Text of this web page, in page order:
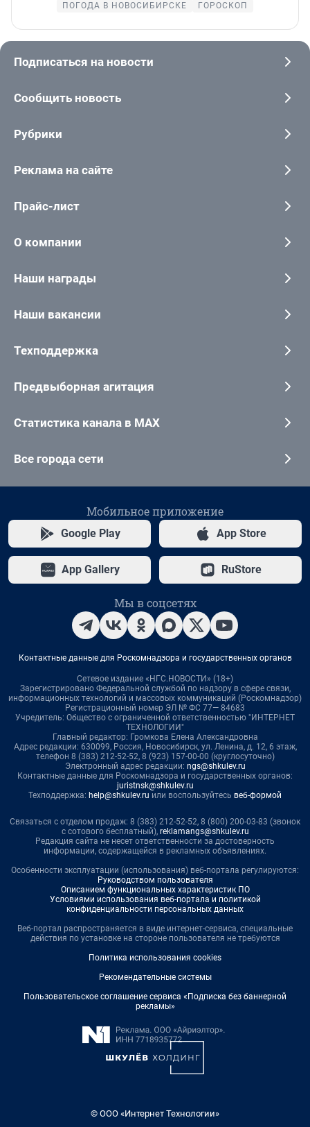
ПОГОДА В НОВОСИБИРСКЕ
ГОРОСКОП
Подписаться на новости
Сообщить новость
Рубрики
Реклама на сайте
Прайс-лист
О компании
Наши награды
Наши вакансии
Техподдержка
Предвыборная агитация
Статистика канала в MAX
Все города сети
Мобильное приложение
Google Play App Store
App Gallery RuStore
Мы в соцсетях
Контактные данные для Роскомнадзора и государственных органов
Сетевое издание «НГС.НОВОСТИ» (18+)
Зарегистрировано Федеральной службой по надзору в сфере связи,
информационных технологий и массовых коммуникаций (Роскомнадзор)
Регистрационный номер ЭЛ № ФС 77— 84683
Учредитель: Общество с ограниченной ответственностью "ИНТЕРНЕТ
ТЕХНОЛОГИИ"
Главный редактор: Громкова Елена Александровна
Адрес редакции: 630099, Россия, Новосибирск, ул. Ленина, д. 12, 6 этаж,
телефон 8 (383) 212-52-52, 8 (923) 157-00-00 (круглосуточно)
Электронный адрес редакции: ngs@shkulev.ru
Контактные данные для Роскомнадзора и государственных органов:
juristnsk@shkulev.ru
Техподдержка: help@shkulev.ru или воспользуйтесь веб-формой
Связаться с отделом продаж: 8 (383) 212-52-52, 8 (800) 200-03-83 (звонок
с сотового бесплатный), reklamangs@shkulev.ru
Редакция сайта не несет ответственности за достоверность
информации, содержащейся в рекламных объявлениях.
Особенности эксплуатации (использования) веб-портала регулируются:
Руководством пользователя
Описанием функциональных характеристик ПО
Условиями использования веб-портала и политикой
конфиденциальности персональных данных
Веб-портал распространяется в виде интернет-сервиса, специальные
действия по установке на стороне пользователя не требуются
Политика использования cookies
Рекомендательные системы
Пользовательское соглашение сервиса «Подписка без баннерной
рекламы»
© ООО «Интернет Технологии»